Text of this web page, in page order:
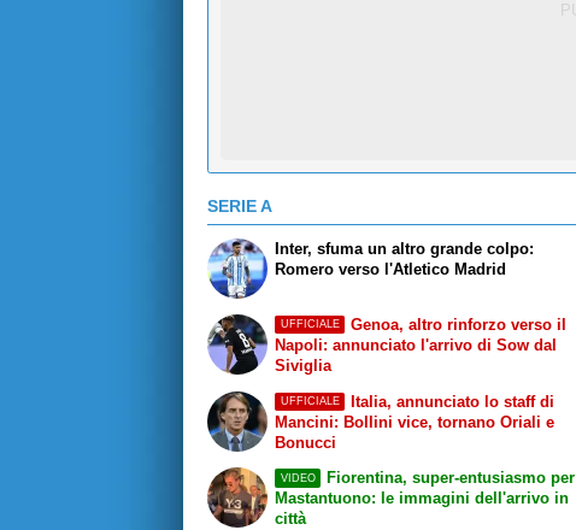
SERIE A
Inter, sfuma un altro grande colpo:
Romero verso l'Atletico Madrid
UFFICIALE
Genoa, altro rinforzo verso il
Napoli: annunciato l'arrivo di Sow dal
Siviglia
UFFICIALE
Italia, annunciato lo staff di
Mancini: Bollini vice, tornano Oriali e
Bonucci
VIDEO
Fiorentina, super-entusiasmo per
Mastantuono: le immagini dell'arrivo in
città